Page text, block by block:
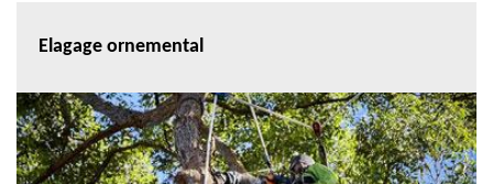
Elagage ornemental